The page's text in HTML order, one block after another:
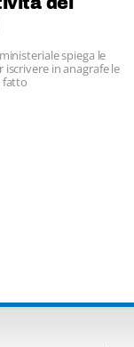
spiega le
iscrivere in anagrafe le
fatto